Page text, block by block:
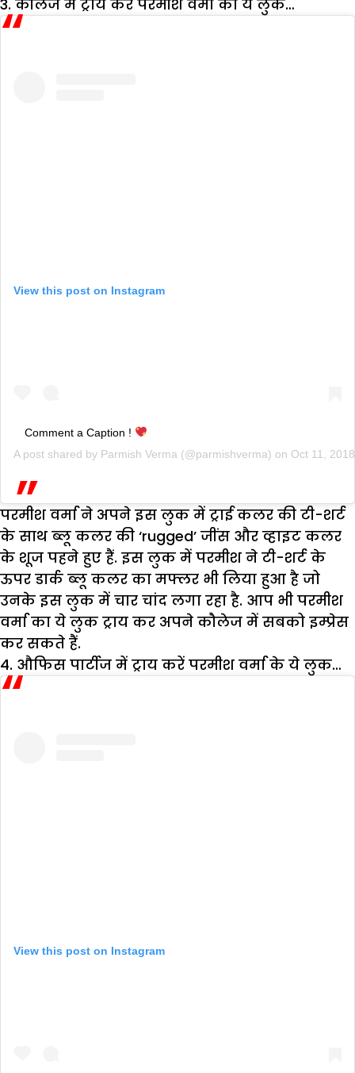
3. कौलेज में ट्राय करें परमीश वर्मा का ये लुक…
View this post on Instagram
Comment a Caption !
A post shared by Parmish Verma (@parmishverma) on Oct 11,
परमीश वर्मा ने अपने इस लुक में ट्राई कलर की टी-शर्ट
के साथ ब्लू कलर की ‘rugged’ जींस और व्हाइट कलर
के शूज पहने हुए हैं. इस लुक में परमीश ने टी-शर्ट के
ऊपर डार्क ब्लू कलर का मफ्लर भी लिया हुआ है जो
उनके इस लुक में चार चांद लगा रहा है. आप भी परमीश
वर्मा का ये लुक ट्राय कर अपने कौलेज में सबको इम्प्रेस
कर सकते हैं.
4. औफिस पार्टीज में ट्राय करें परमीश वर्मा के ये लुक…
View this post on Instagram